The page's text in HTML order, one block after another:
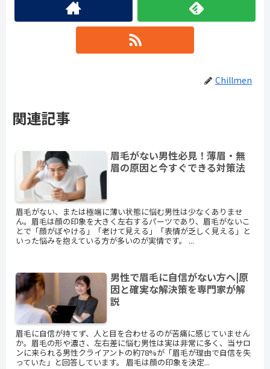
Chillmen
関連記事
眉毛がない男性必見！薄眉・無
眉の原因と今すぐできる対策法
眉毛がない、または極端に薄い状態に悩む男性は少なくありませ
ん。眉毛は顔の印象を大きく左右するパーツであり、眉毛がないこ
とで「顔がぼやける」「老けて見える」「表情が乏しく見える」と
いった悩みを抱えている方が多いのが実情です。 ...
男性で眉毛に自信がない方へ|原
因と確実な解決策を専門家が解
説
眉毛に自信が持てず、人と目を合わせるのが苦痛に感じていません
か。眉毛の形や濃さ、左右差に悩む男性は実は非常に多く、当サロ
ンに来られる男性クライアントの約78%が「眉毛が理由で自信を失
っていた」と回答しています。 眉毛は顔の印象を決定...